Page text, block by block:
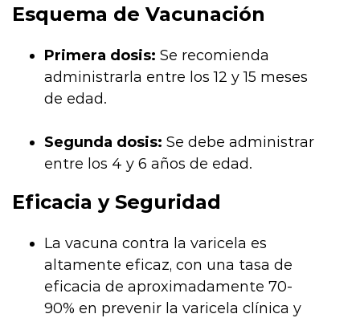
Esquema de Vacunación
Primera dosis: Se recomienda
administrarla entre los 12 y 15 meses
de edad.
Segunda dosis: Se debe administrar
entre los 4 y 6 años de edad.
Eficacia y Seguridad
La vacuna contra la varicela es
altamente eficaz, con una tasa de
eficacia de aproximadamente 70-
90% en prevenir la varicela clínica y